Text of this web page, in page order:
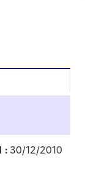
partie du
: 30/12/2010